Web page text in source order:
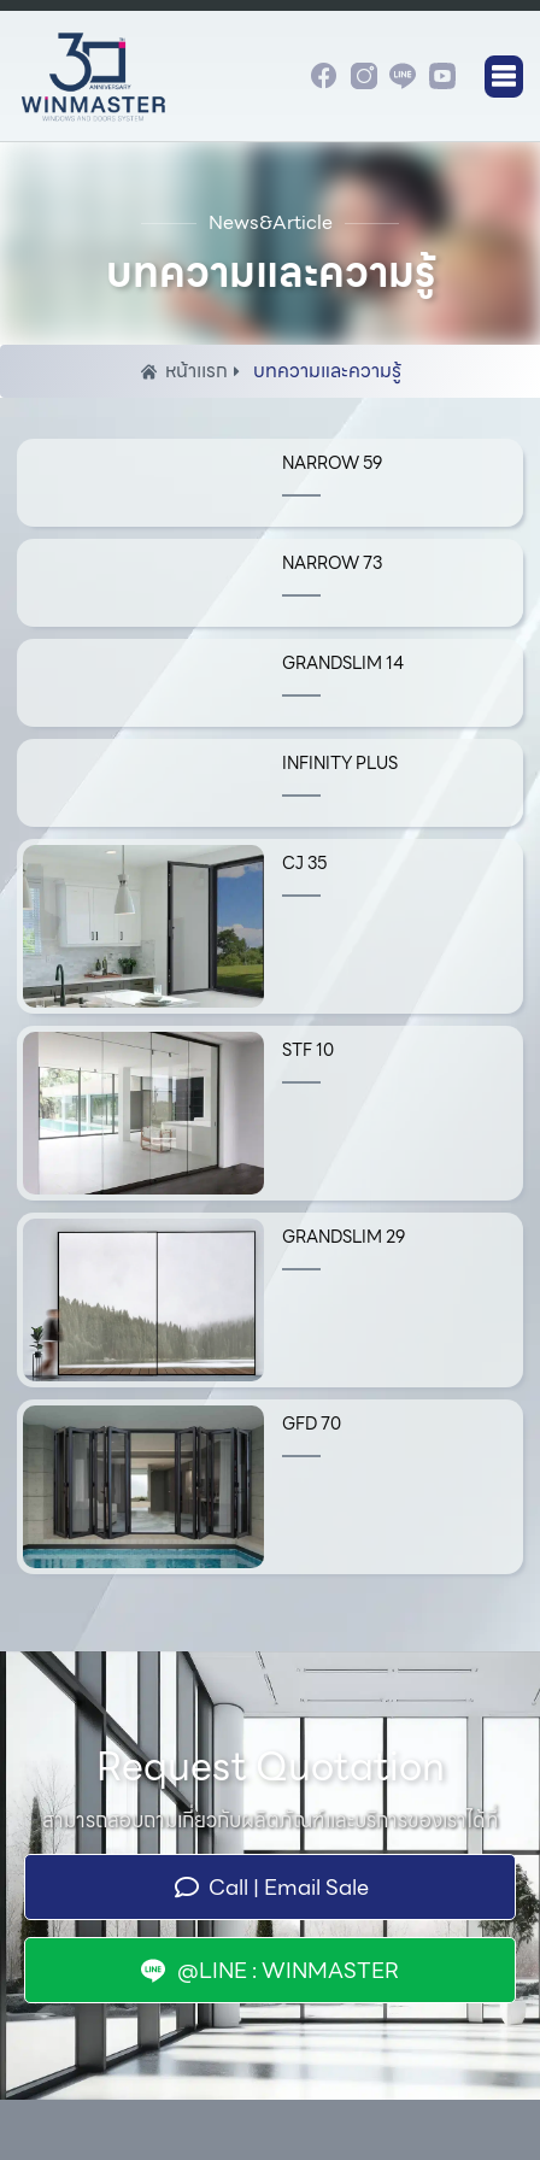
News&Article
บทความและความรู้
หน้าเเรก บทความและความรู้
NARROW 59
NARROW 73
GRANDSLIM 14
INFINITY PLUS
CJ 35
STF 10
GRANDSLIM 29
GFD 70
Request Quotation
สามารถสอบถามเกี่ยวกับผลิตภัณฑ์และบริการของเราได้ที่
Call | Email Sale
@LINE : WINMASTER